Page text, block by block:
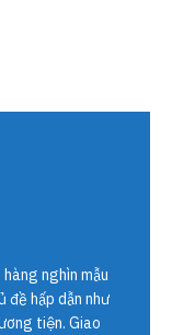
nghìn mẫu
đề hấp dẫn như
tiện. Giao